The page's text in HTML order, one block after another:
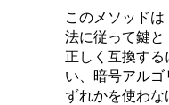
このメソッド
法に従って鍵
正しく互換す
い、暗号アル
ずれかを使わな